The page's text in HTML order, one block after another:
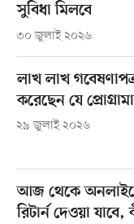
সুবিধা মিলবে
৩০ জুলাই ২০২৬
লাখ লাখ
করেছেন যে
২৯ জুলাই ২০২৬
আজ থেকে
রিটার্ন দেওয়া যাবে,